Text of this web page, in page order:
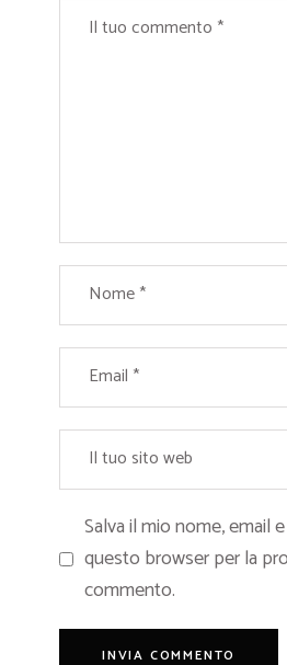
Salva il mio nome, email
questo browser per la
commento.